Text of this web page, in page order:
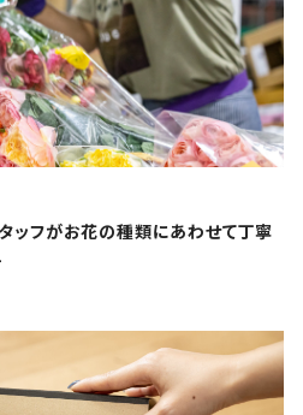
ッフがお花の種類にあわせて丁寧